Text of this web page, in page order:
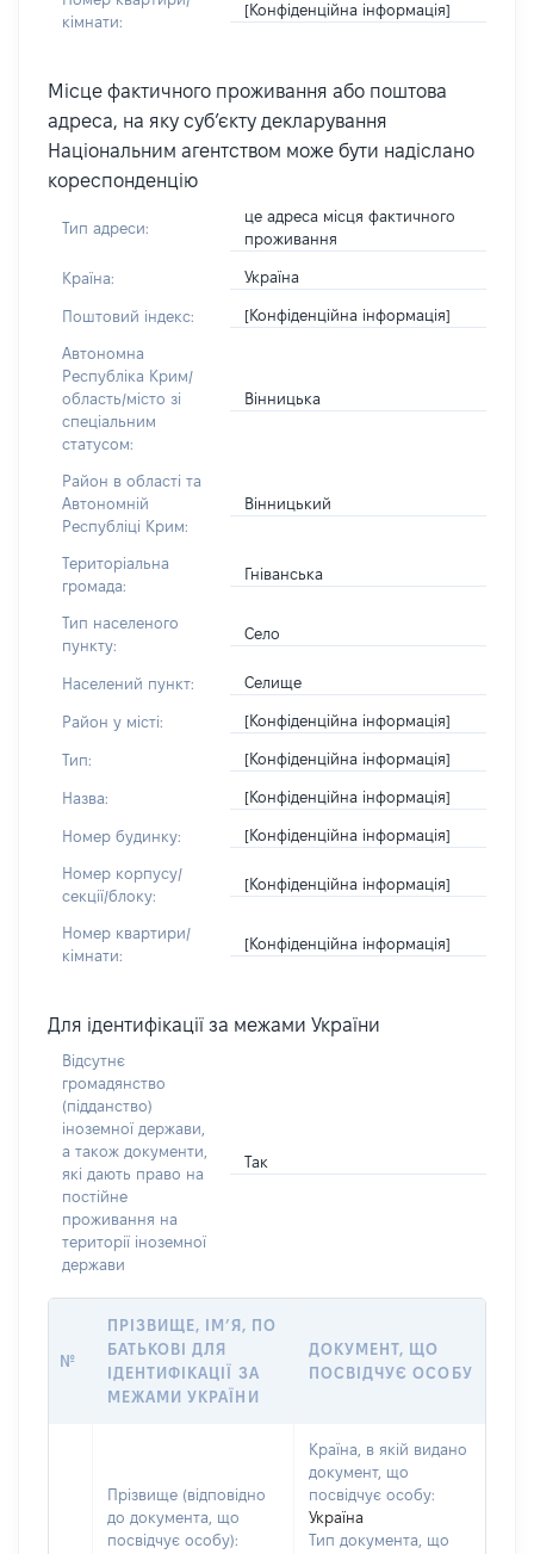
кімнати:
[Конфіденційна інформація]
Місце фактичного проживання або поштова
адреса, на яку суб’єкту декларування
Національним агентством може бути надіслано
кореспонденцію
Тип адреси:
це адреса місця фактичного
проживання
Країна: Україна
Поштовий індекс: [Конфіденційна інформація]
Автономна
Республіка Крим/
область/місто зі
спеціальним
статусом:
Вінницька
Район в області та
Автономній
Республіці Крим:
Вінницький
Територіальна
громада:
Гніванська
Тип населеного
пункту:
Село
Населений пункт: Селище
Район у місті: [Конфіденційна інформація]
Тип: [Конфіденційна інформація]
Назва: [Конфіденційна інформація]
Номер будинку: [Конфіденційна інформація]
Номер корпусу/
секції/блоку:
[Конфіденційна інформація]
Номер квартири/
кімнати:
[Конфіденційна інформація]
Для ідентифікації за межами України
Відсутнє
громадянство
(підданство)
іноземної держави,
а також документи,
які дають право на
постійне
проживання на
території іноземної
держави
Так
№
ПРІЗВИЩЕ, ІМ’Я, ПО
БАТЬКОВІ ДЛЯ
ІДЕНТИФІКАЦІЇ ЗА
МЕЖАМИ УКРАЇНИ
ДОКУМЕНТ, ЩО
ПОСВІДЧУЄ ОСОБУ
Прізвище (відповідно
до документа, що
посвідчує особу):
Країна, в якій видано
документ, що
посвідчує особу:
Україна
Тип документа, що